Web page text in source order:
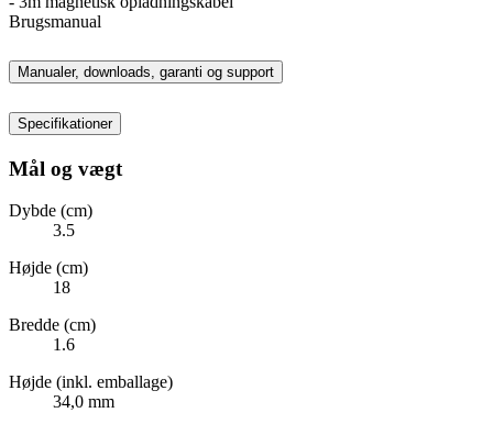
Brugsmanual
Manualer, downloads, garanti og support
Specifikationer
Mål og vægt
Dybde (cm)
3.5
Højde (cm)
18
Bredde (cm)
1.6
Højde (inkl. emballage)
34,0 mm